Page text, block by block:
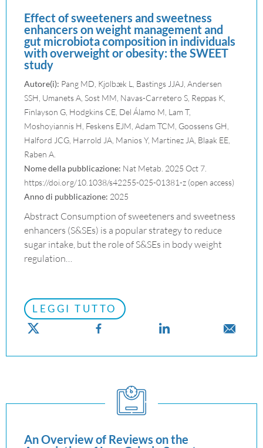
Effect of sweeteners and sweetness
enhancers on weight management and
gut microbiota composition in individuals
with overweight or obesity: the SWEET
study
Autore(i): Pang MD, Kjølbæk L, Bastings JJAJ, Andersen
SSH, Umanets A, Sost MM, Navas-Carretero S, Reppas K,
Finlayson G, Hodgkins CE, Del Álamo M, Lam T,
Moshoyiannis H, Feskens EJM, Adam TCM, Goossens GH,
Halford JCG, Harrold JA, Manios Y, Martinez JA, Blaak EE,
Raben A.
Nome della pubblicazione: Nat Metab. 2025 Oct 7.
https://doi.org/10.1038/s42255-025-01381-z (open access)
Anno di pubblicazione: 2025
Abstract Consumption of sweeteners and sweetness
enhancers (S&SEs) is a popular strategy to reduce
sugar intake, but the role of S&SEs in body weight
regulation…
LEGGI TUTTO
An Overview of Reviews on the